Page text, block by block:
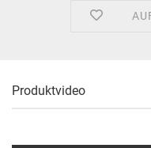
Produktvideo